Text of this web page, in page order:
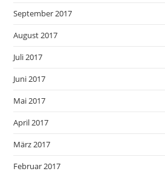
September 2017
August 2017
Juli 2017
Juni 2017
Mai 2017
April 2017
März 2017
Februar 2017